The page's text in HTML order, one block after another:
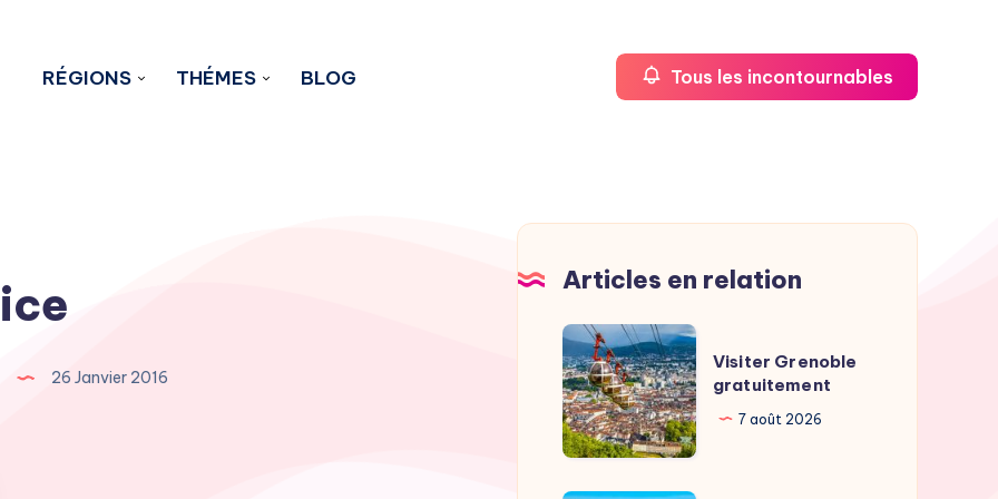
RÉGIONS THÉMES BLOG Tous les incontournables
26 Janvier 2016
Articles en relation
Visiter
Grenoble
gratuitement
Visiter Grenoble
gratuitement
7 août 2026